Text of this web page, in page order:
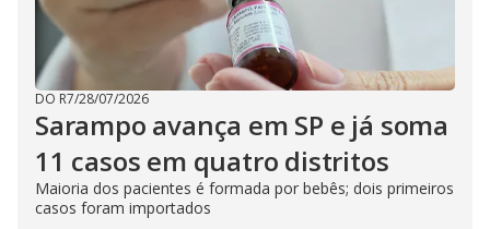
DO R7/28/07/2026
Sarampo avança em SP e já soma
11 casos em quatro distritos
Maioria dos pacientes é formada por bebês; dois primeiros
casos foram importados